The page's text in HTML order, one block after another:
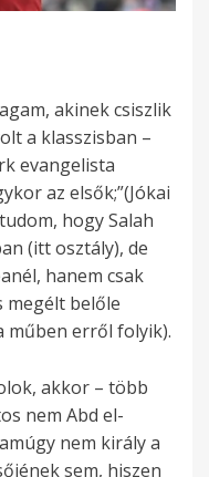
akinek csiszlik
a klasszisban –
evangelista
az elsők;”(Jókai
hogy Salah
(itt osztály), de
hanem csak
megélt belőle
műben erről folyik).
akkor – több
nem Abd el-
nem király a
sem, hiszen